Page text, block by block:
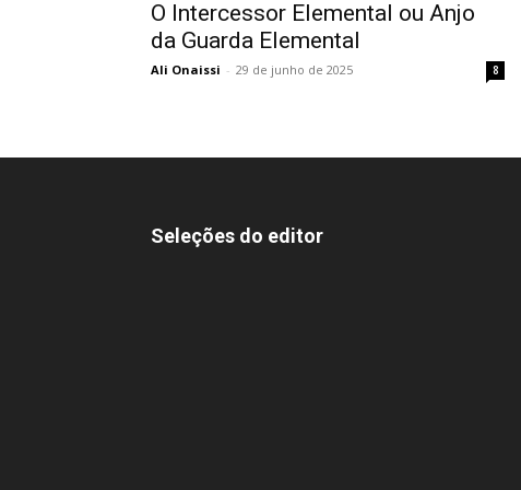
O Intercessor Elemental ou Anjo
da Guarda Elemental
Ali Onaissi - 29 de junho de 2025 8
Seleções do editor